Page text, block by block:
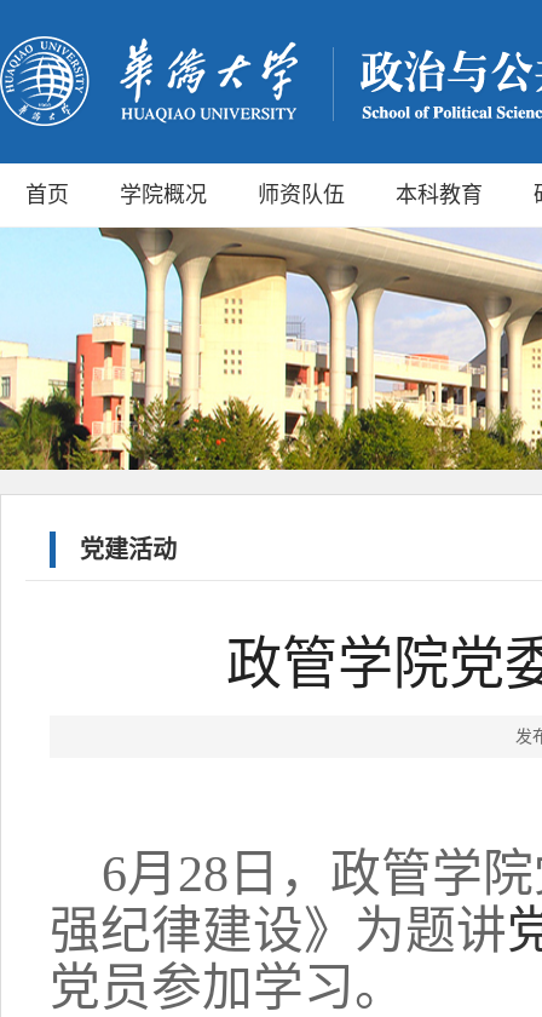
首页 学院概况 师资队伍 本科教育
党建活动
政管学院党
发
6月28日，政管学
强纪律建设》为题讲
党员参加学习。